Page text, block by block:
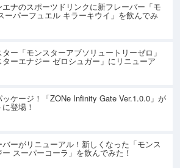
ナのスポーツドリンクに新フレーバー「モ
ーパーフュエル キラーキウイ」を飲んでみ
ー「モンスターアブソリュートリーゼロ」
ーエナジー ゼロシュガー」にリニューア
ケージ！「ZONe Infinity Gate Ver.1.0.0」が
登場！
バーがリニューアル！新しくなった「モンス
スーパーコーラ」を飲んでみた！